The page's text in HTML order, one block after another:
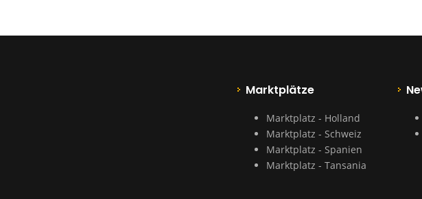
Marktplätze
Marktplatz - Holland
Marktplatz - Schweiz
Marktplatz - Spanien
Marktplatz - Tansania